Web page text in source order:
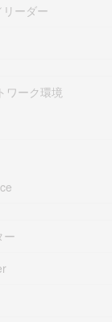
ーダー
ワーク環境
ー